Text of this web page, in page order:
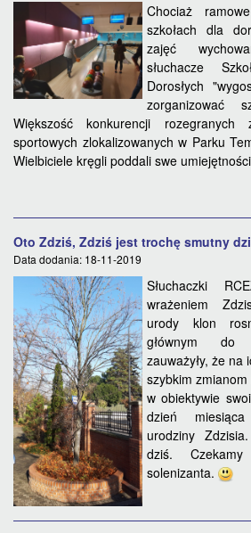
Chociaż
szkołach dla
zajęć
słuchacze
Dorosłych
zorganizować
Większość konkurencji rozegranych
sportowych zlokalizowanych w Parku
Wielbiciele kręgli poddali swe
Oto Zdziś, Zdziś jest trochę smutny
Data dodania: 18-11-2019
Słuchaczki
wrażeniem
urody klon
głównym do
zauważyły, że na
szybkim
w obiektywie
dzień
urodziny
dziś.
solenizanta.